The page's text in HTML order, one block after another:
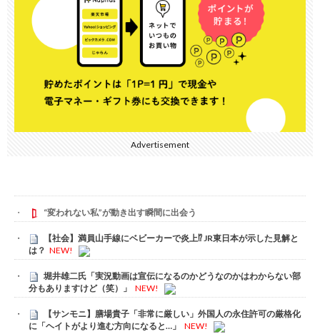
Advertisement
“変われない私”が動き出す瞬間に出会う
【社会】満員山手線にベビーカーで炎上⁉ JR東日本が示した見解と
は？ NEW!
堀井雄二氏「実況動画は宣伝になるのかどうなのかはわからない部
分もありますけど（笑）」
NEW!
【サンモニ】膳場貴子「非常に厳しい」外国人の永住許可の厳格化
に「ヘイトがより進む方向になると…」
NEW!